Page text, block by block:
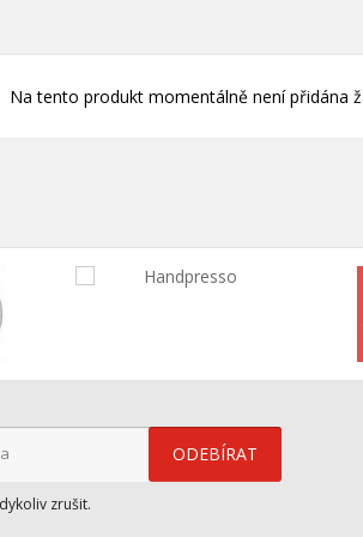
Na tento produkt momentálně není přidána
zrušit.